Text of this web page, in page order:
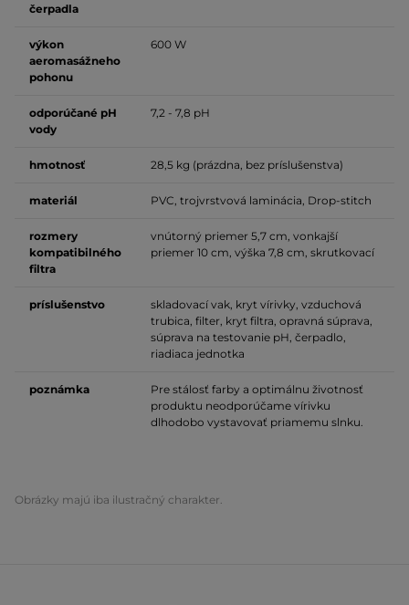
čerpadla
výkon
aeromasážneho
pohonu
600 W
odporúčané pH
vody
7,2 - 7,8 pH
hmotnosť 28,5 kg (prázdna, bez príslušenstva)
materiál PVC, trojvrstvová laminácia, Drop-stitch
rozmery
kompatibilného
filtra
vnútorný priemer 5,7 cm, vonkajší
priemer 10 cm, výška 7,8 cm, skrutkovací
príslušenstvo
skladovací vak, kryt vírivky, vzduchová
trubica, filter, kryt filtra, opravná súprava,
súprava na testovanie pH, čerpadlo,
riadiaca jednotka
poznámka
Pre stálosť farby a optimálnu životnosť
produktu neodporúčame vírivku
dlhodobo vystavovať priamemu slnku.
Obrázky majú iba ilustračný charakter.